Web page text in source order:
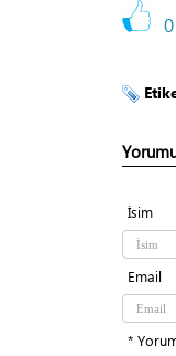
0
İsim
Email
*